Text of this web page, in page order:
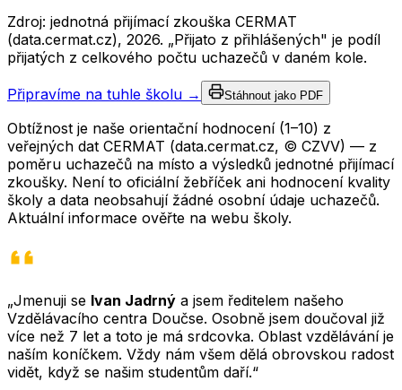
Zdroj: jednotná přijímací zkouška CERMAT
(data.cermat.cz), 2026. „Přijato z přihlášených" je podíl
přijatých z celkového počtu uchazečů v daném kole.
Připravíme na tuhle školu → Stáhnout jako PDF
Obtížnost je naše orientační hodnocení (1–10) z
veřejných dat CERMAT (data.cermat.cz, © CZVV) — z
poměru uchazečů na místo a výsledků jednotné přijímací
zkoušky. Není to oficiální žebříček ani hodnocení kvality
školy a data neobsahují žádné osobní údaje uchazečů.
Aktuální informace ověřte na webu školy.
„Jmenuji se Ivan Jadrný a jsem ředitelem našeho
Vzdělávacího centra Doučse. Osobně jsem doučoval již
více než 7 let a toto je má srdcovka. Oblast vzdělávání je
naším koníčkem. Vždy nám všem dělá obrovskou radost
vidět, když se našim studentům daří.“